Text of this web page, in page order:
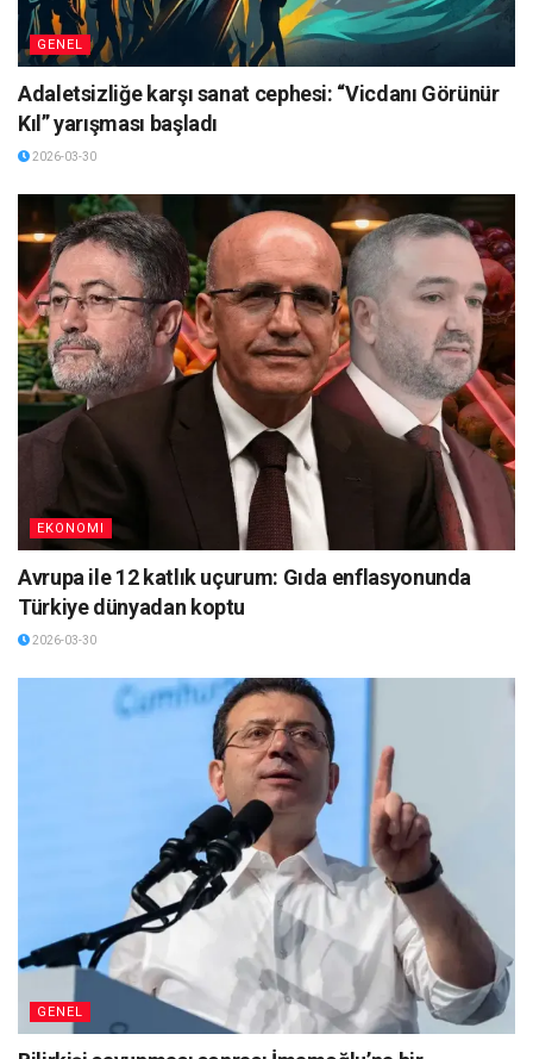
GENEL
Adaletsizliğe karşı sanat cephesi: “Vicdanı Görünür
Kıl” yarışması başladı
2026-03-30
EKONOMI
Avrupa ile 12 katlık uçurum: Gıda enflasyonunda
Türkiye dünyadan koptu
2026-03-30
GENEL